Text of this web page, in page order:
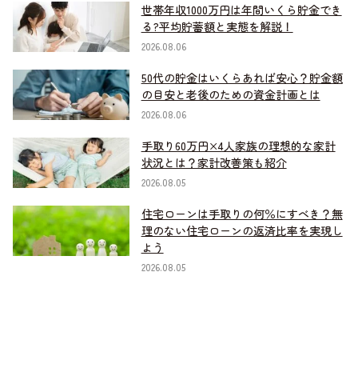
世帯年収1000万円は年間いくら貯金でき
る?平均貯蓄額と実態を解説！
2026.08.06
50代の貯金はいくらあれば安心？貯金額
の目安と老後のための資金計画とは
2026.08.06
手取り60万円×4人家族の理想的な家計
状況とは？家計改善策も紹介
2026.08.05
住宅ローンは手取りの何％にすべき？無
理のない住宅ローンの返済比率を実現し
よう
2026.08.05